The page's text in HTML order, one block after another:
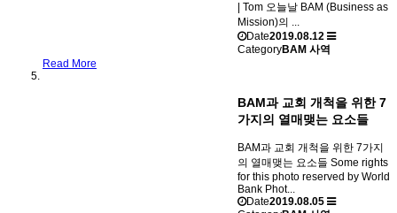
| Tom 오늘날 BAM (Business as
Mission)의 ...
Date2019.08.12
CategoryBAM 사역
Read More
BAM과 교회 개척을 위한 7
가지의 열매맺는 요소들
BAM과 교회 개척을 위한 7가지
의 열매맺는 요소들 Some rights
for this photo reserved by World
Bank Phot...
Date2019.08.05